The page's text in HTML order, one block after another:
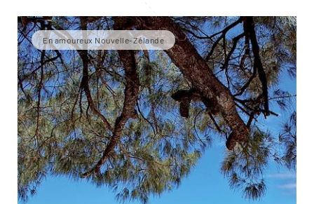
En amoureux Nouvelle-Zélande